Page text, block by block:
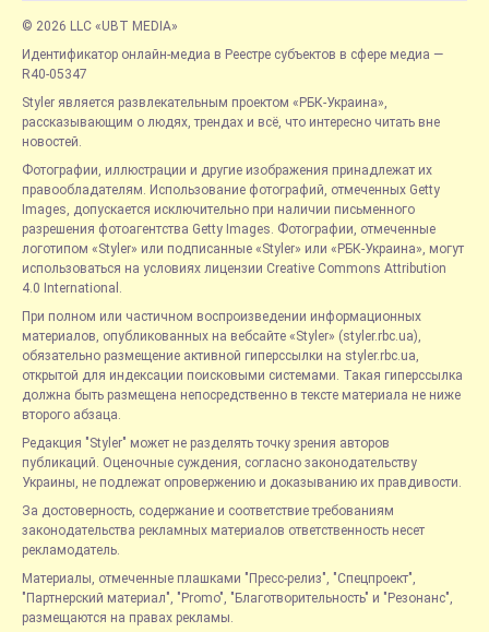
© 2026 LLC «UBT MEDIA»
Идентификатор онлайн-медиа в Реестре субъектов в сфере медиа —
R40-05347
Styler является развлекательным проектом «РБК-Украина»,
рассказывающим о людях, трендах и всё, что интересно читать вне
новостей.
Фотографии, иллюстрации и другие изображения принадлежат их
правообладателям. Использование фотографий, отмеченных Getty
Images, допускается исключительно при наличии письменного
разрешения фотоагентства Getty Images. Фотографии, отмеченные
логотипом «Styler» или подписанные «Styler» или «РБК-Украина», могут
использоваться на условиях лицензии Creative Commons Attribution
4.0 International.
При полном или частичном воспроизведении информационных
материалов, опубликованных на вебсайте «Styler» (styler.rbc.ua),
обязательно размещение активной гиперссылки на styler.rbc.ua,
открытой для индексации поисковыми системами. Такая гиперссылка
должна быть размещена непосредственно в тексте материала не ниже
второго абзаца.
Редакция "Styler" может не разделять точку зрения авторов
публикаций. Оценочные суждения, согласно законодательству
Украины, не подлежат опровержению и доказыванию их правдивости.
За достоверность, содержание и соответствие требованиям
законодательства рекламных материалов ответственность несет
рекламодатель.
Материалы, отмеченные плашками "Пресс-релиз", "Спецпроект",
"Партнерский материал", "Promo", "Благотворительность" и "Резонанс",
размещаются на правах рекламы.